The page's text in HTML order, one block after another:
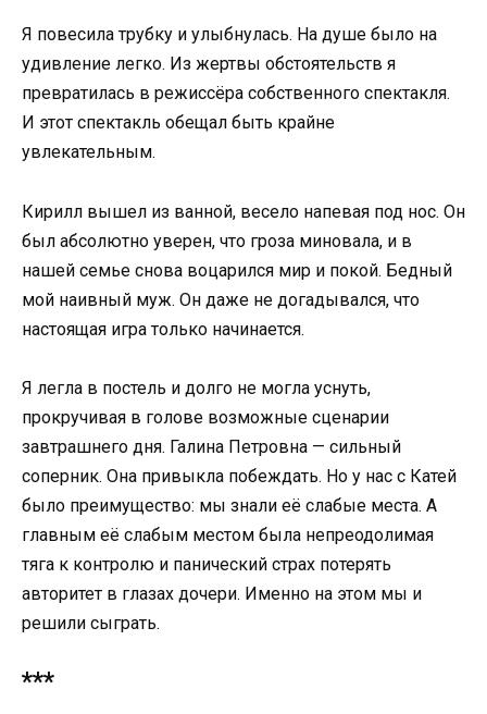
Я повесила трубку и улыбнулась. На душе было на
удивление легко. Из жертвы обстоятельств я
превратилась в режиссёра собственного спектакля.
И этот спектакль обещал быть крайне
увлекательным.
Кирилл вышел из ванной, весело напевая под нос. Он
был абсолютно уверен, что гроза миновала, и в
нашей семье снова воцарился мир и покой. Бедный
мой наивный муж. Он даже не догадывался, что
настоящая игра только начинается.
Я легла в постель и долго не могла уснуть,
прокручивая в голове возможные сценарии
завтрашнего дня. Галина Петровна — сильный
соперник. Она привыкла побеждать. Но у нас с Катей
было преимущество: мы знали её слабые места. А
главным её слабым местом была непреодолимая
тяга к контролю и панический страх потерять
авторитет в глазах дочери. Именно на этом мы и
решили сыграть.
***